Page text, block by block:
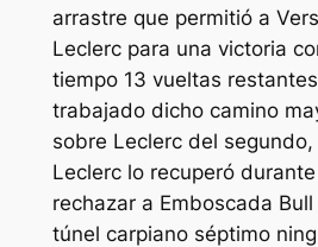
arrastre que permitió a
Leclerc para una victoria
tiempo 13 vueltas
trabajado dicho camino
sobre Leclerc del
Leclerc lo recuperó
rechazar a Emboscada
túnel carpiano séptimo